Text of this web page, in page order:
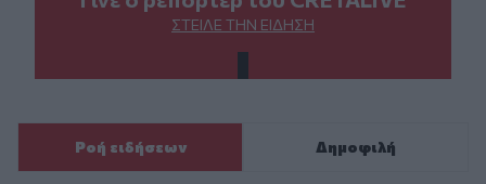
ΣΤΕΊΛΕ ΤΗΝ ΕΊΔΗΣΗ
Ροή ειδήσεων Δημοφιλή